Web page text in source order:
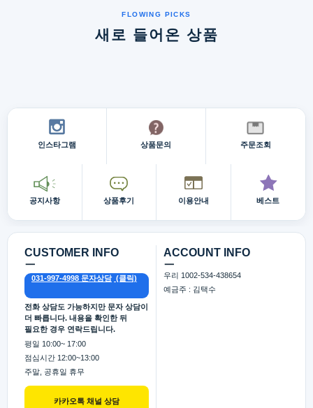
새로 들어온 상품
인스타그램 상품문의 주문조회
공지사항 상품후기 이용안내 베스트
CUSTOMER INFO
카카오톡 채널 상담
ㅡ
031-997-4998 문자상담
전화 상담도 가능하지만 문자 상담이
더 빠릅니다. 내용을 확인한 뒤
필요한 경우 연락드립니다.
평일 10:00~ 17:00
점심시간 12:00~13:00
주말, 공휴일 휴무
ACCOUNT INFO
ㅡ
우리 1002-534-438654
예금주 : 김택수